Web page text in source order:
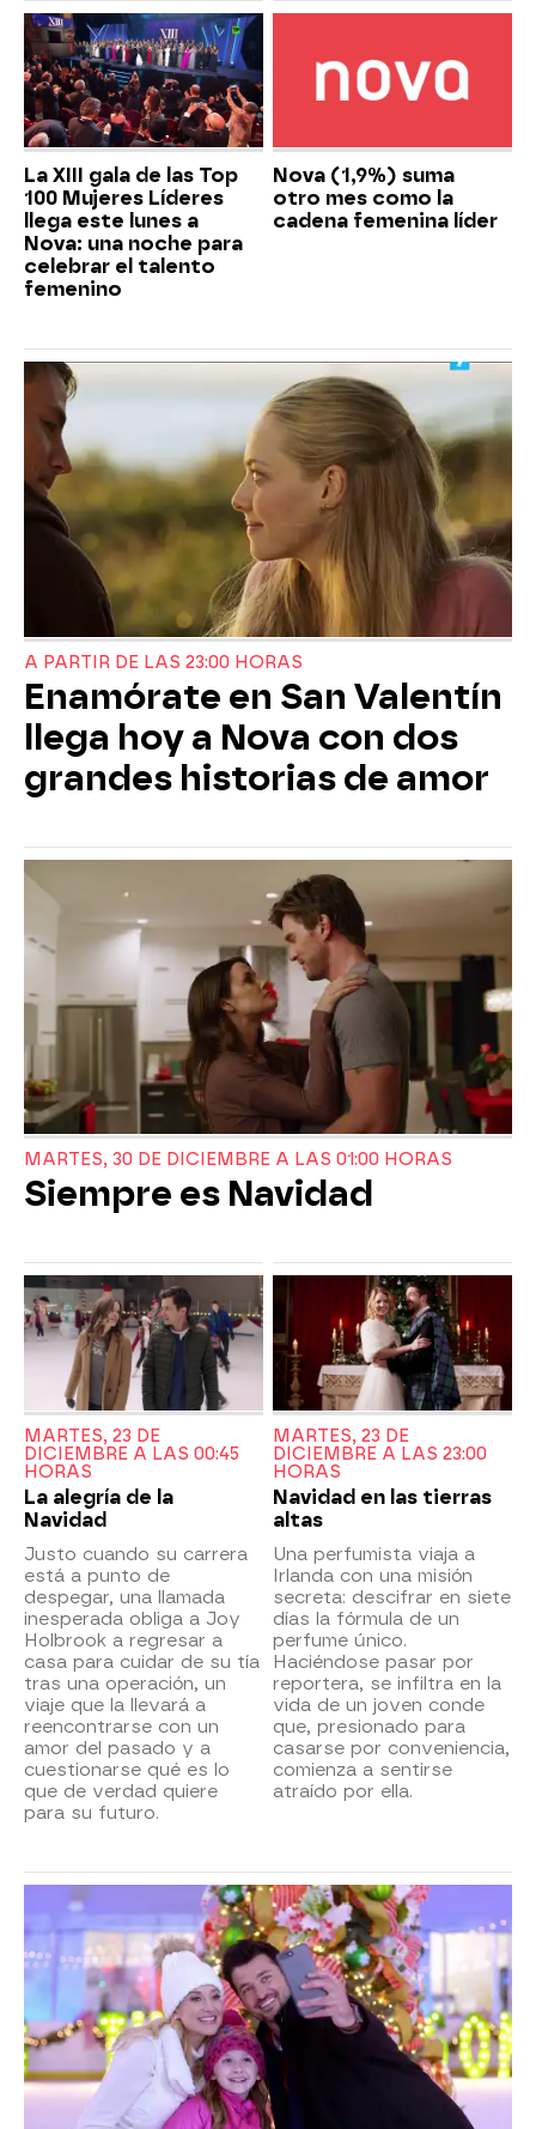
La XIII gala de las Top
100 Mujeres Líderes
llega este lunes a
Nova: una noche para
celebrar el talento
femenino
Nova (1,9%) suma
otro mes como la
cadena femenina líder
A PARTIR DE LAS 23:00 HORAS
Enamórate en San Valentín
llega hoy a Nova con dos
grandes historias de amor
MARTES, 30 DE DICIEMBRE A LAS 01:00 HORAS
Siempre es Navidad
MARTES, 23 DE
DICIEMBRE A LAS 00:45
HORAS
La alegría de la
Navidad
Justo cuando su carrera
está a punto de
despegar, una llamada
inesperada obliga a Joy
Holbrook a regresar a
casa para cuidar de su tía
tras una operación, un
viaje que la llevará a
reencontrarse con un
amor del pasado y a
cuestionarse qué es lo
que de verdad quiere
para su futuro.
MARTES, 23 DE
DICIEMBRE A LAS 23:00
HORAS
Navidad en las tierras
altas
Una perfumista viaja a
Irlanda con una misión
secreta: descifrar en siete
días la fórmula de un
perfume único.
Haciéndose pasar por
reportera, se infiltra en la
vida de un joven conde
que, presionado para
casarse por conveniencia,
comienza a sentirse
atraído por ella.